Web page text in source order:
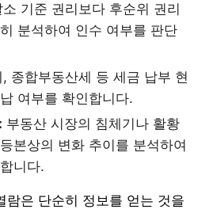
소 기준 권리보다 후순위 권리
분석하여 인수 여부를 판단
종합부동산세 등 세금 납부 현
여부를 확인합니다.
부동산 시장의 침체기나 활황
본상의 변화 추이를 분석하여
니다.
람은 단순히 정보를 얻는 것을